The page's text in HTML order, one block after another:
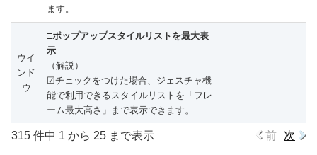
ます。
ウイ
ンド
ウ
□ポップアップスタイルリストを最大表
示
（解説）
☑チェックをつけた場合、ジェスチャ機
能で利用できるスタイルリストを「フレ
ーム最大高さ」まで表示できます。
315 件中 1 から 25 まで表示 前 次